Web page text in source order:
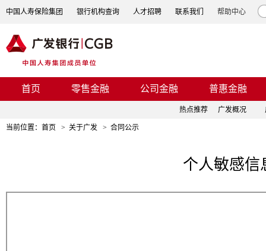
中国人寿保险集团 银行机构查询 人才招聘 联系我们 帮助中心
首页 零售金融 公司金融 普惠金融
热点推荐 广发概况
当前位置： 首页 > 关于广发 > 合同公示
个人敏感信